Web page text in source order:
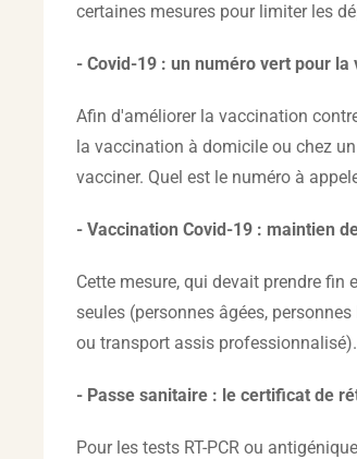
certaines mesures pour limiter les
- Covid-19 : un numéro vert pour
Afin d'améliorer la vaccination
la vaccination à domicile ou chez
vacciner. Quel est le numéro à
- Vaccination Covid-19 : maintien
Cette mesure, qui devait prendre fin
seules (personnes âgées,
ou transport assis professionnalisé).
- Passe sanitaire : le certificat de
Pour les tests RT-PCR ou